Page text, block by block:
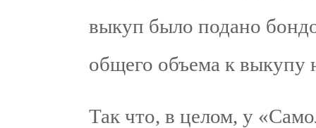
выкуп было подано
общего объема к выкупу
Так что, в целом, у